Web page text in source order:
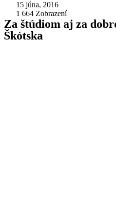
15 júna, 2016
1 664 Zobrazení
Za štúdiom aj za
Škótska